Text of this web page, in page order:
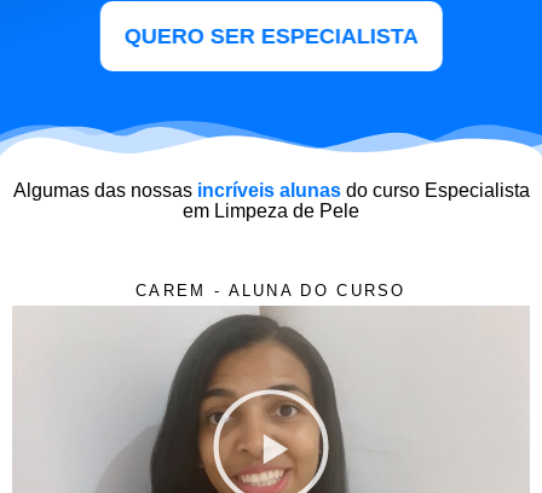
QUERO SER ESPECIALISTA
Algumas das nossas incríveis alunasdo curso Especialista
em Limpeza de Pele
CAREM - ALUNA DO CURSO